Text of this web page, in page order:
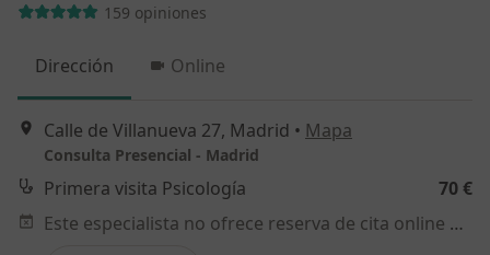
159 opiniones
Dirección Online
Calle de Villanueva 27, Madrid • Mapa
Consulta Presencial - Madrid
Primera visita Psicología
70 €
Este especialista no ofrece reserva de cita online en esta dirección.